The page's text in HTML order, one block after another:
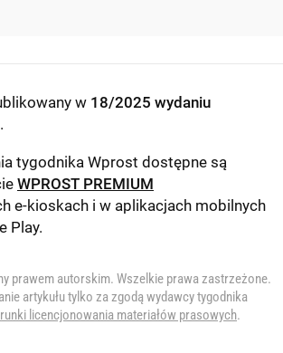
w 18/2025 wydaniu
.
tygodnika Wprost dostępne są
WPROST PREMIUM
e-kioskach i w aplikacjach mobilnych
Play.
prawem autorskim. Wszelkie prawa zastrzeżone.
artykułu tylko za zgodą wydawcy tygodnika
licencjonowania materiałów prasowych.